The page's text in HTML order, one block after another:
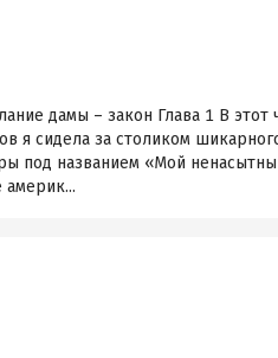
дамы – закон Глава 1 В этот
я сидела за столиком
под названием «Мой
америк...